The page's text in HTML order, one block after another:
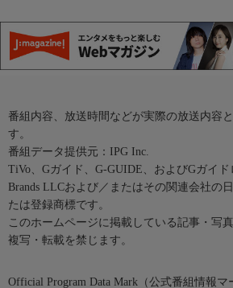
番組内容、放送時間などが実際の放送内容
す。
番組データ提供元：IPG Inc.
TiVo、Gガイド、G-GUIDE、およびGガイ
Brands LLCおよび／またはその関連会社の
たは登録商標です。
このホームページに掲載している記事・写
複写・転載を禁じます。
Official Program Data Mark（公式番組情報マ